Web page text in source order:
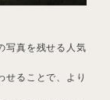
写真を残せる人気
せることで、より